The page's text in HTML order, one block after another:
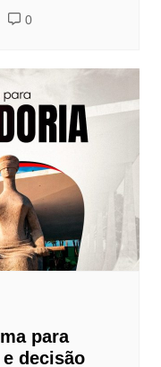
0
para
decisão